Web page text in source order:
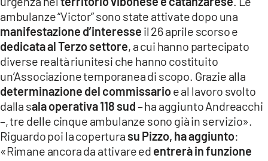
ambulanze “Victor” sono state attivate dopo una
manifestazione d’interesse il 26 aprile scorso e
dedicata al Terzo settore, a cui hanno partecipato
diverse realtà riunitesi che hanno costituito
un’Associazione temporanea di scopo. Grazie alla
determinazione del commissarioe al lavoro svolto
dalla sala operativa 118 sud– ha aggiunto Andreacchi
–, tre delle cinque ambulanze sono già in servizio».
Riguardo poi la copertura su Pizzo, ha aggiunto:
«Rimane ancora da attivare ed entrerà in funzione